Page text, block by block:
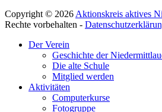
Copyright © 2026 Aktionskreis aktives
Rechte vorbehalten -
scrollenDer Verein
Geschichte der
Die alte Schule
Mitglied werden
Aktivitäten
Computerkurse
Fotogruppe